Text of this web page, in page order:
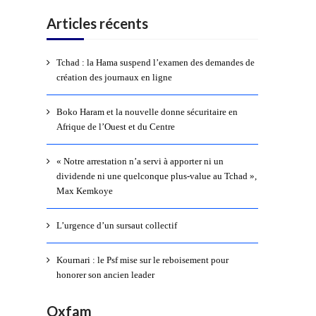
Articles récents
Tchad : la Hama suspend l’examen des demandes de
création des journaux en ligne
Boko Haram et la nouvelle donne sécuritaire en
Afrique de l’Ouest et du Centre
« Notre arrestation n’a servi à apporter ni un
dividende ni une quelconque plus-value au Tchad »,
Max Kemkoye
L’urgence d’un sursaut collectif
Kournari : le Psf mise sur le reboisement pour
honorer son ancien leader
Oxfam